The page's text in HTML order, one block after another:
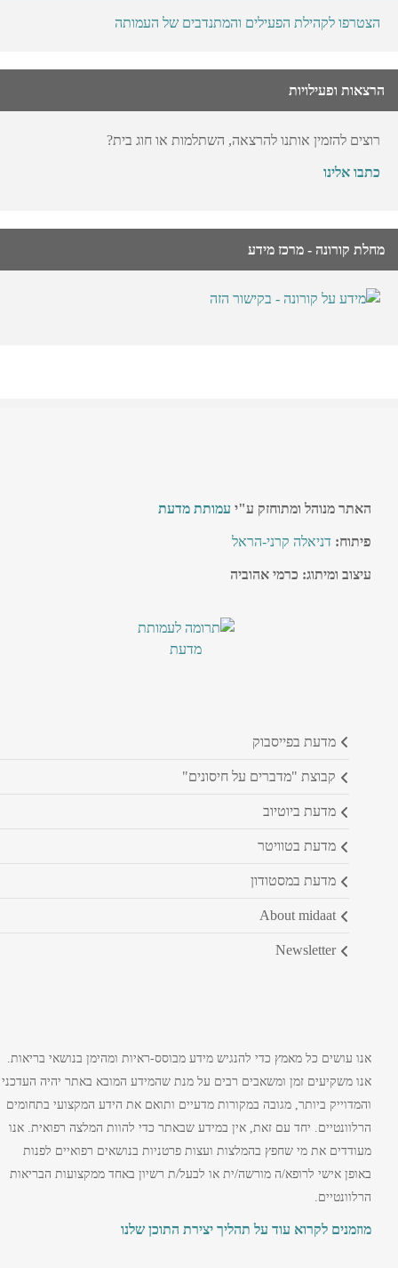
הצטרפו לקהילת הפעילים והמתנדבים של העמותה
הרצאות ופעילויות
רוצים להזמין אותנו להרצאה, השתלמות או חוג בית?
כתבו אלינו
מחלת קורונה - מרכז מידע
האתר מנוהל ומתוחזק ע"י עמותת מדעת
פיתוח: דניאלה קרני-הראל
עיצוב ומיתוג: כרמי אהוביה
מדעת בפייסבוק
קבוצת "מדברים על חיסונים"
מדעת ביוטיוב
מדעת בטוויטר
מדעת במסטודון
about midaat
newsletter
אנו עושים כל מאמץ כדי להנגיש מידע מבוסס-ראיות ומהימן בנושאי בריאות.
אנו משקיעים זמן ומשאבים רבים על מנת שהמידע המובא באתר יהיה העדכני
והמדוייק ביותר, מגובה במקורות מדעיים ותואם את הידע המקצועי בתחומים
הרלוונטיים. יחד עם זאת, אין במידע שבאתר כדי להוות המלצה רפואית. אנו
מעודדים את מי שחפץ בהמלצות ועצות פרטניות בנושאים רפואיים לפנות
באופן אישי לרופא/ה מורשה/ית או לבעל/ת רשיון באחד ממקצועות הבריאות
הרלוונטיים.
מוזמנים לקרוא עוד על תהליך יצירת התוכן שלנו